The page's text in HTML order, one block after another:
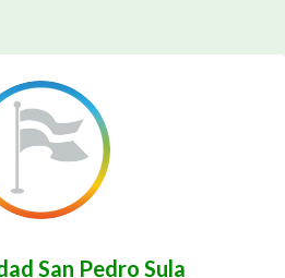
San Pedro Sula